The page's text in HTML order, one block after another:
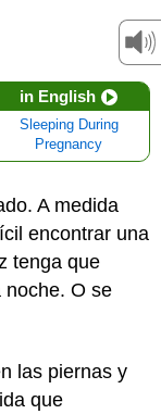
in English
Sleeping During
Pregnancy
A medida
encontrar una
tenga que
noche. O se
las piernas y
que